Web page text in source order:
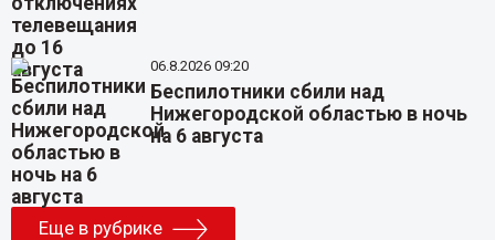
06.8.2026 09:20
Беспилотники сбили над
Нижегородской областью в ночь
на 6 августа
Еще в рубрике